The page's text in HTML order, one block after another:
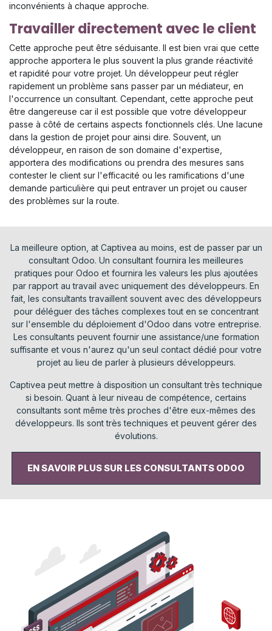
inconvénients à chaque approche.
Travailler directement avec le client
Cette approche peut être séduisante. Il est bien vrai que cette
approche apportera le plus souvent la plus grande réactivité
et rapidité pour votre projet. Un développeur peut régler
rapidement un problème sans passer par un médiateur, en
l'occurrence un consultant. Cependant, cette approche peut
être dangereuse car il est possible que votre développeur
passe à côté de certains aspects fonctionnels clés. Une lacune
dans la gestion de projet pour ainsi dire. Souvent, un
développeur, en raison de son domaine d'expertise,
apportera des modifications ou prendra des mesures sans
contester le client sur l'efficacité ou les ramifications d'une
demande particulière qui peut entraver un projet ou causer
des problèmes sur la route.
La meilleure option, at Captivea au moins, est de passer par un
consultant Odoo. Un consultant fournira les meilleures
pratiques pour Odoo et fournira les valeurs les plus ajoutées
par rapport au travail avec uniquement des développeurs. En
fait, les consultants travaillent souvent avec des développeurs
pour déléguer des tâches complexes tout en se concentrant
sur l'ensemble du déploiement d'Odoo dans votre entreprise.
Les consultants peuvent fournir une assistance/une formation
suffisante et vous n'aurez qu'un seul contact dédié pour votre
projet au lieu de parler à plusieurs développeurs.
​Captivea peut mettre à disposition un consultant très technique
si besoin. Quant à leur niveau de compétence, certains
consultants sont même très proches d'être eux-mêmes des
développeurs. Ils sont très techniques et peuvent gérer des
évolutions.
EN SAVOIR PLUS SUR LES CONSULTANTS ODOO